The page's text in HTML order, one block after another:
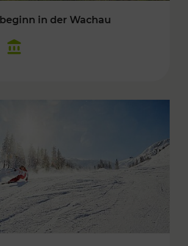
in der Wachau